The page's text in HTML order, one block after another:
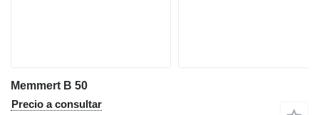
Memmert B 50
Precio a consultar